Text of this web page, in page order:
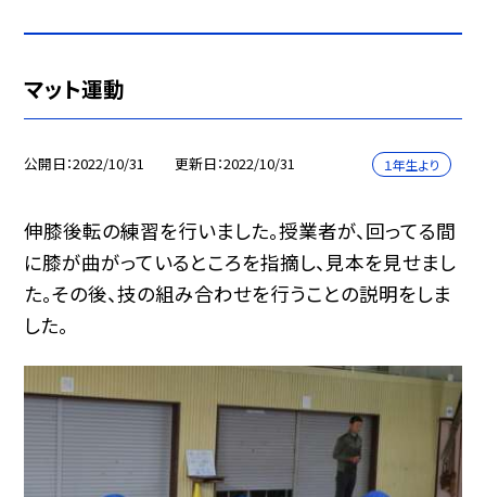
マット運動
公開日 2022/10/31 更新日 2022/10/31 １年生より
伸膝後転の練習を行いました。授業者が、回ってる間
に膝が曲がっているところを指摘し、見本を見せまし
た。その後、技の組み合わせを行うことの説明をしま
した。